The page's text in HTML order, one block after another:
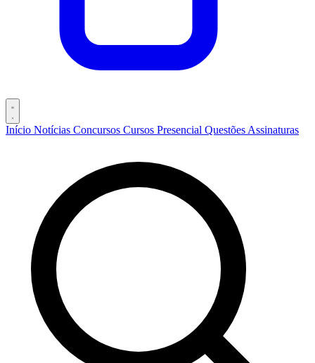
Início Notícias Concursos Cursos Presencial Questões Assinaturas